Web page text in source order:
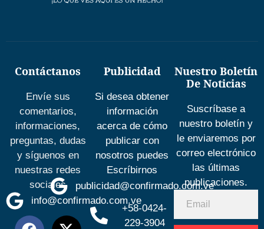
Contáctanos
Envíe sus
comentarios,
informaciones,
preguntas, dudas
y síguenos en
nuestras redes
sociales
info@confirmado.com.ve
Publicidad
Si desea obtener
información
acerca de cómo
publicar con
nosotros puedes
Escríbirnos
publicidad@confirmado.com.ve
+58-0424-
229-3904
Nuestro Boletín
De Noticias
Suscríbase a
nuestro boletín y
le enviaremos por
correo electrónico
las últimas
publicaciones.